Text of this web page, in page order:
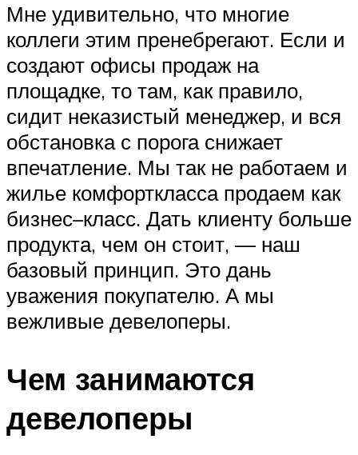
Мне удивительно, что многие
коллеги этим пренебрегают. Если и
создают офисы продаж на
площадке, то там, как правило,
сидит неказистый менеджер, и вся
обстановка с порога снижает
впечатление. Мы так не работаем и
жилье комфорткласса продаем как
бизнес–класс. Дать клиенту больше
продукта, чем он стоит, — наш
базовый принцип. Это дань
уважения покупателю. А мы
вежливые девелоперы.
Чем занимаются
девелоперы